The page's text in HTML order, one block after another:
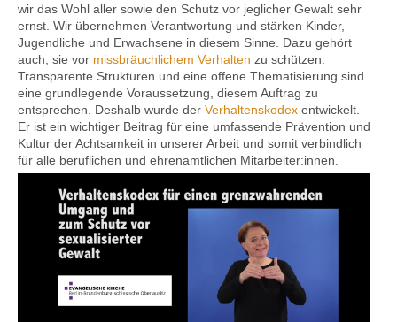
Material
Themen
Kontakt
wir das Wohl aller sowie den Schutz vor jeglicher Gewalt sehr
ernst. Wir über­nehmen Verant­wortung und stärken Kinder,
Jugend­liche und Erwachsene in diesem Sinne. Dazu gehört
auch, sie vor miss­bräuch­lichem Verhalten zu schützen.
Transparente Strukturen und eine offene Thema­tisierung sind
eine grund­legende Voraus­setzung, diesem Auftrag zu
entsprechen. Deshalb wurde der Verhaltens­kodex entwickelt.
Er ist ein wichtiger Beitrag für eine umfassende Prävention und
Kultur der Acht­sam­keit in unserer Arbeit und somit verbind­lich
für alle beruf­lichen und ehren­amt­lichen Mit­arbeiter:innen.